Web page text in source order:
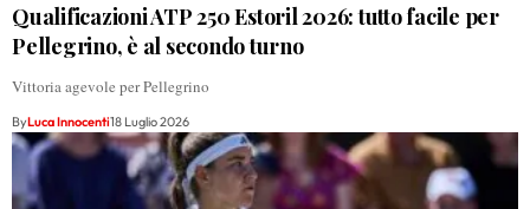
Qualificazioni ATP 250 Estoril 2026: tutto facile per
Pellegrino, è al secondo turno
Vittoria agevole per Pellegrino
ByLuca Innocenti18 Luglio 2026